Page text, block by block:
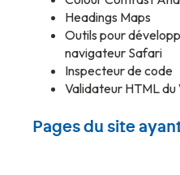
Headings Maps
Outils pour
navigateur Safari
Inspecteur de code
Validateur HTML du
Pages du site